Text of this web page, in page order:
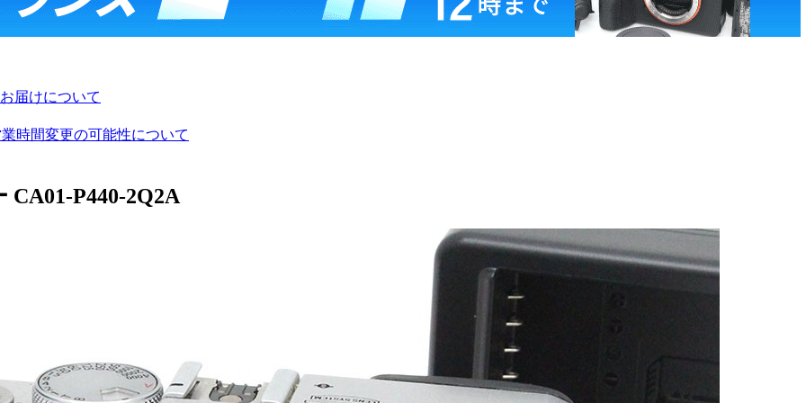
届けについて
時間変更の可能性について
P440-2Q2A